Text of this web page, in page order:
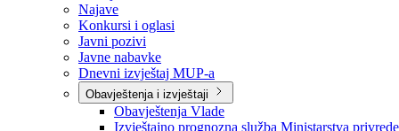
Aktuelno
Sve vijesti
Izdvojeno
Najave
Konkursi i oglasi
Javni pozivi
Javne nabavke
Dnevni izvještaj MUP-a